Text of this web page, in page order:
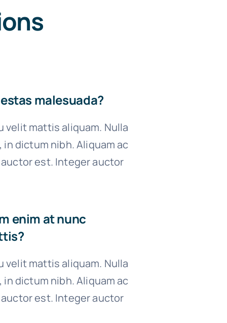
malesuada?
velit mattis aliquam. Nulla
dictum nibh. Aliquam ac
est. Integer auctor
enim at nunc
velit mattis aliquam. Nulla
dictum nibh. Aliquam ac
est. Integer auctor